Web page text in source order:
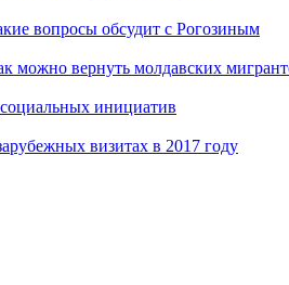
вопросы обсудит с Рогозиным
можно вернуть молдавских
инициатив
визитах в 2017 году